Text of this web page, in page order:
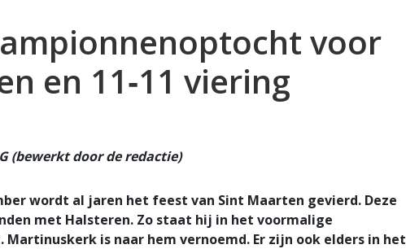
voor
en 11‐11 viering
(bewerkt door de redactie)
wordt al jaren het feest van Sint Maarten gevierd. Deze
met Halsteren. Zo staat hij in het voormalige
Martinuskerk is naar hem vernoemd. Er zijn ook elders in het